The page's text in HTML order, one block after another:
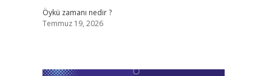
Öykü zamanı nedir ?
Temmuz 19, 2026